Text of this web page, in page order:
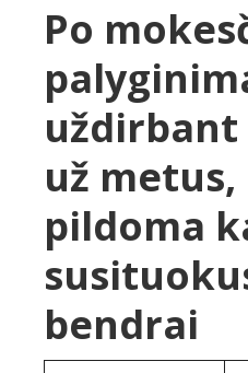
Po
uždirbant
už
pildoma
bendrai